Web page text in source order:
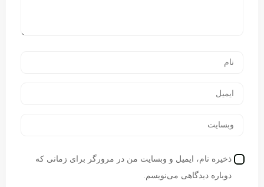
ذخیره نام، ایمیل و وبسایت من در مرورگر برای زمانی که
دوباره دیدگاهی می‌نویسم.